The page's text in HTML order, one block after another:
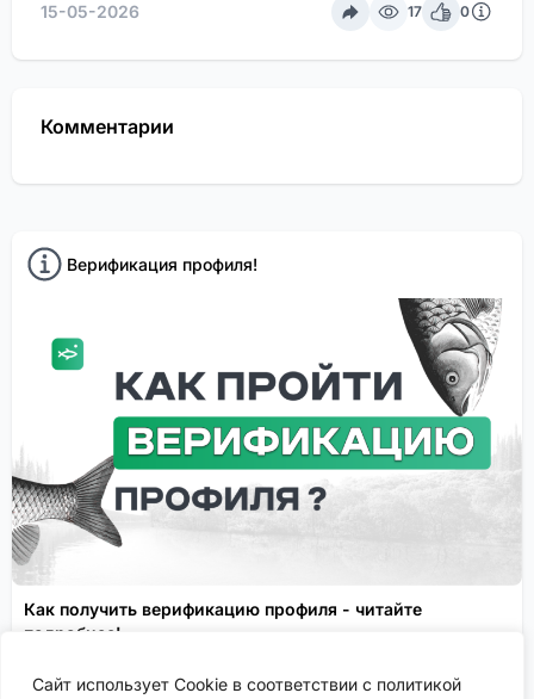
Сайт использует Cookie в соответствии с политикой
15-05-2026 17 0
Комментарии
Верификация профиля!
Как получить верификацию профиля - читайте
подробнее!
Спонсировано